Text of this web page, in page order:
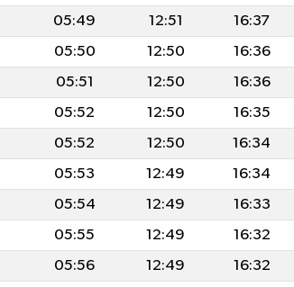
05:49 12:51 16:37
05:50 12:50 16:36
05:51 12:50 16:36
05:52 12:50 16:35
05:52 12:50 16:34
05:53 12:49 16:34
05:54 12:49 16:33
05:55 12:49 16:32
05:56 12:49 16:32